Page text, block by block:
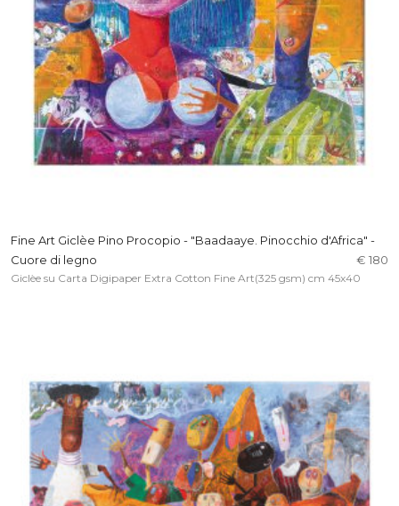
Fine Art Giclèe Pino Procopio - "Baadaaye. Pinocchio d'Africa" -
Cuore di legno
€ 180
Giclèe su Carta Digipaper Extra Cotton Fine Art(325 gsm) cm 45x40